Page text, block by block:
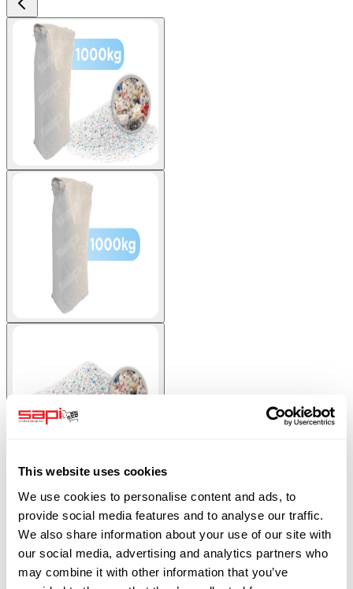
This website uses cookies
We use cookies to personalise content and ads, to
provide social media features and to analyse our traffic.
We also share information about your use of our site with
our social media, advertising and analytics partners who
may combine it with other information that you’ve
View larger image
View larger image
1000 kg Plastikové tryskací médium Typ A. Objednejte u SAPI.
Skladem